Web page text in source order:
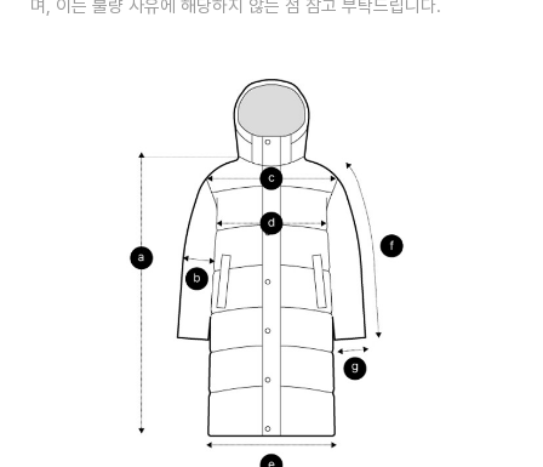
며, 이는 불량 사유에 해당하지 않는 점 참고 부탁드립니다.